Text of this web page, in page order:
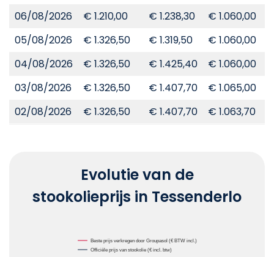
06/08/2026
€ 1.210,00 € 1.238,30 € 1.060,00
05/08/2026
€ 1.326,50 € 1.319,50 € 1.060,00
04/08/2026
€ 1.326,50 € 1.425,40 € 1.060,00
03/08/2026
€ 1.326,50 € 1.407,70 € 1.065,00
02/08/2026
€ 1.326,50 € 1.407,70 € 1.063,70
Evolutie van de
stookolieprijs in Tessenderlo
Beste prijs verkregen door Groupasol (€ BTW incl.)
Officiële prijs van stookolie (€ incl. btw)